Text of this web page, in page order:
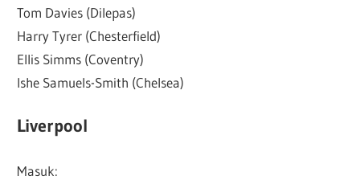
Tom Davies (Dilepas)
Harry Tyrer (Chesterfield)
Ellis Simms (Coventry)
Ishe Samuels-Smith (Chelsea)
Liverpool
Masuk: